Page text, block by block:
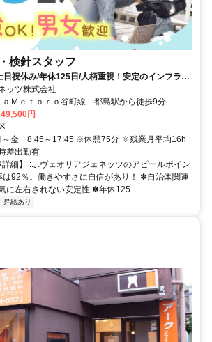
検針スタッフ
日祝休み/年休125日/人柄重視！安定のインフラ事
ジ！
ッツ株式会社
ＯｓａｋａＭｅｔｏｒｏ谷町線 都島駅から徒歩9分
円
～金 8:45～17:45 ※休憩75分 ※残業月平均16h
差出勤有
細】 :.｡.ヴェオリアジェネッツのアピールポイン
は92％。働きやすさに自信があり！ ✽自治体関連
に左右されない安定性 ✽年休125...
昇給あり